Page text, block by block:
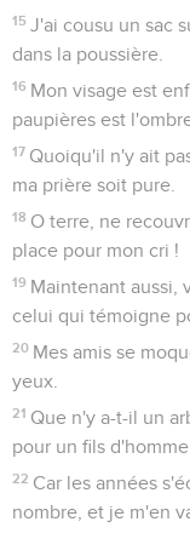
15 J'ai cousu un sac
dans la poussière.
16 Mon visage est
paupières est
17 Quoiqu'il n'y ait
ma prière soit pure.
18 O terre, ne
place pour mon cri !
19 Maintenant aussi,
celui qui témoigne
20 Mes amis se
yeux.
21 Que n'y a-t-il un
pour un fils
22 Car les années
nombre, et je m'en